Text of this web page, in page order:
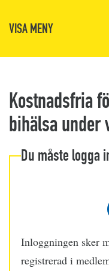
VISA MENY
Kostnadsfria
bihälsa under
Du måste logga
Inloggningen sker
registrerad i